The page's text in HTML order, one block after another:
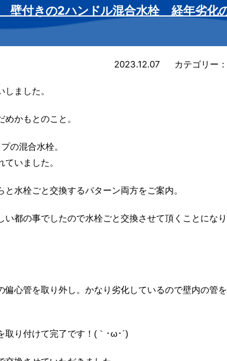
付きの2ハンドル混合水栓 経年劣化
2023.12.07 カテゴリー：
ました。
かもとのこと。
の混合水栓。
いました。
水栓ごと交換するパターン両方をご案内。
都の事でしたので水栓ごと交換させて頂くことにな
心管を取り外し。かなり劣化しているので壁内の管
り付けて完了です！(｀･ω･´)ゞ